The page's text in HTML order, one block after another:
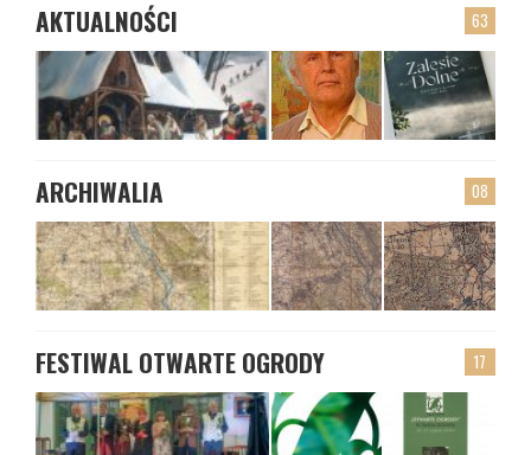
63
AKTUALNOŚCI
08
ARCHIWALIA
17
FESTIWAL OTWARTE OGRODY